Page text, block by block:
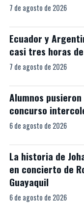
7 de agosto de 2026
Ecuador y
casi tres horas
7 de agosto de 2026
Alumnos
concurso
6 de agosto de 2026
La historia de
en concierto de
Guayaquil
6 de agosto de 2026